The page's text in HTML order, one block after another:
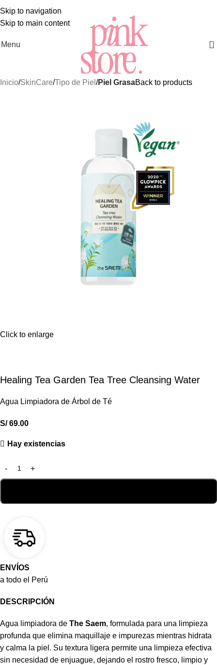
Skip to navigation
Skip to main content
MEJORES Y MÁS EXCLUSIVOS PRODUCTOS DE
Menu
Inicio SkinCare Tipo de Piel Piel GrasaBack to products
Click to enlarge
Healing Tea Garden Tea Tree Cleansing Water
Agua Limpiadora de Árbol de Té
S/69.00
Hay existencias
ENVÍOS
a todo el Perú
DESCRIPCIÓN
Agua limpiadora de The Saem, formulada para una limpieza
profunda que elimina maquillaje e impurezas mientras hidrata
y calma la piel. Su textura ligera permite una limpieza efectiva
sin necesidad de enjuague, dejando el rostro fresco, limpio y